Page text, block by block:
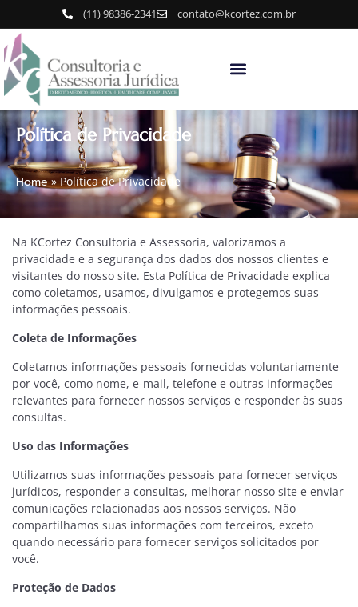
(11) 98386-2341 contato@kcortez.com.br
Política de Privacidade
Home» Política de Privacidade
Na KCortez Consultoria e Assessoria, valorizamos a
privacidade e a segurança dos dados dos nossos clientes e
visitantes do nosso site. Esta Política de Privacidade explica
como coletamos, usamos, divulgamos e protegemos suas
informações pessoais.
Coleta de Informações
Coletamos informações pessoais fornecidas voluntariamente
por você, como nome, e-mail, telefone e outras informações
relevantes para fornecer nossos serviços e responder às suas
consultas.
Uso das Informações
Utilizamos suas informações pessoais para fornecer serviços
jurídicos, responder a consultas, melhorar nosso site e enviar
comunicações relacionadas aos nossos serviços. Não
compartilhamos suas informações com terceiros, exceto
quando necessário para fornecer serviços solicitados por
você.
Proteção de Dados